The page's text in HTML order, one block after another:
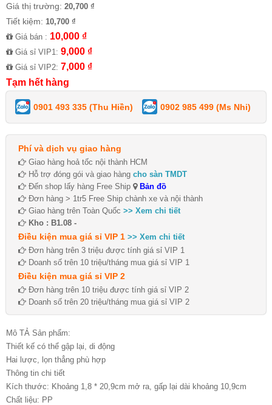
Giá thị trường: 20,700 ₫
Tiết kiệm: 10,700 ₫
Giá bán : 10,000 ₫
Giá sỉ VIP1: 9,000 ₫
Giá sỉ VIP2: 7,000 ₫
Tạm hết hàng
0901 493 335 (Thu Hiền) 0902 985 499 (Ms Nhi)
Phí và dịch vụ giao hàng
Giao hàng hoả tốc nội thành HCM
Hỗ trợ đóng gói và giao hàng cho sàn TMDT
Đến shop lấy hàng Free Ship
Bản đồ
Đơn hàng > 1tr5 Free Ship chành xe và nội thành
Giao hàng trên Toàn Quốc >> Xem chi tiết
Kho : B1.08 -
Điều kiện mua giá sỉ VIP 1 >> Xem chi tiết
Đơn hàng trên 3 triệu được tính giá sỉ VIP 1
Doanh số trên 10 triệu/tháng mua giá sỉ VIP 1
Điều kiện mua giá sỉ VIP 2
Đơn hàng trên 10 triệu được tính giá sỉ VIP 2
Doanh số trên 20 triệu/tháng mua giá sỉ VIP 2
Mô TẢ Sản phẩm:
Thiết kế có thể gập lại, di động
Hai lược, lọn thẳng phù hợp
Thông tin chi tiết
Kích thước: Khoảng 1,8 * 20,9cm mở ra, gấp lại dài khoảng 10,9cm
Chất liệu: PP